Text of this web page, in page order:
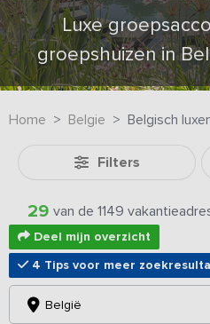
Luxe
groepshuizen in
Home Belgie Belgisch
Filters
29 van de 1149
Deel mijn overzicht
4 Tips voor meer
België